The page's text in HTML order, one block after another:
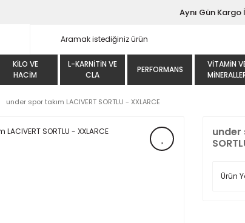
Aynı Gün
KILO VE
HACIM
L-KARNITIN VE
CLA
PERFORMANS
VITAMIN
under spor takım LACIVERT SORTLU - XXLARCE
under
Ürün